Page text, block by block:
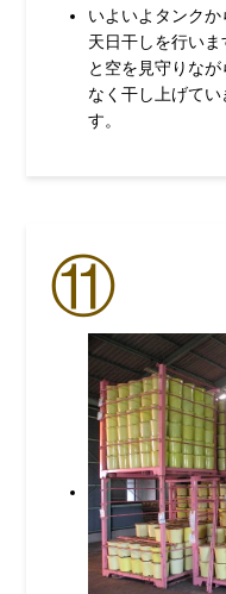
いよいよタンクか
天日干しを行い
と空を見守りな
なく干し上げて
す。
⑪